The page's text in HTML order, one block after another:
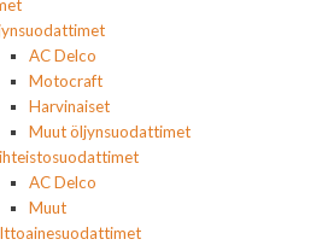
AC Delco
Motocraft
Harvinaiset
Muut öljynsuodattimet
AC Delco
Muut